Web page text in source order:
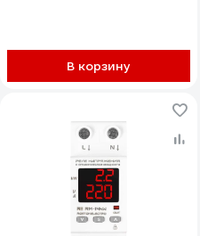
В корзину